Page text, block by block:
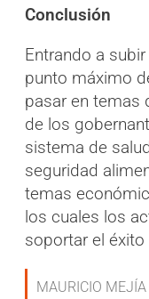
Conclusión
Entrando a
punto máximo
pasar en temas
de los
sistema de
seguridad
temas
los cuales los
soportar el
MAURICIO MEJÍA